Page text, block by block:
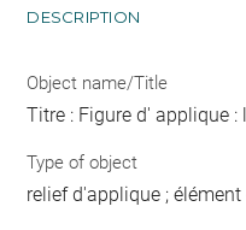
DESCRIPTION
Object name/Title
Titre : Figure d' applique :
Type of object
relief d'applique ;